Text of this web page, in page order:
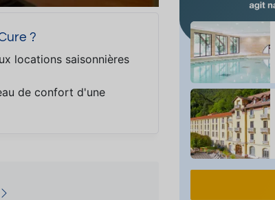
?
locations saisonnières
de confort d'une